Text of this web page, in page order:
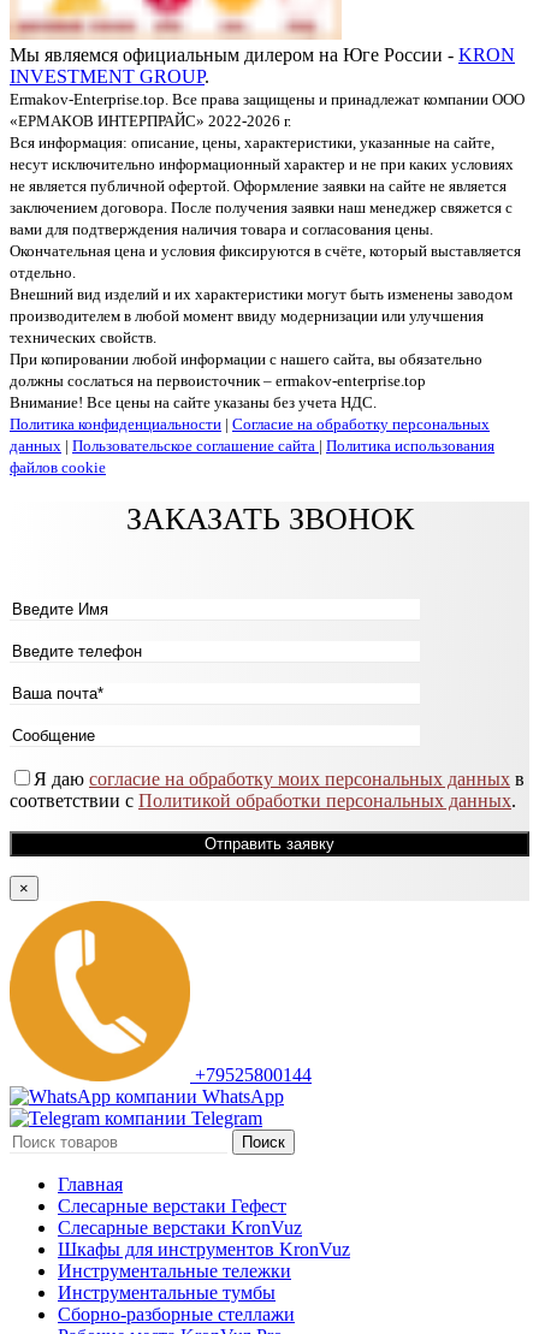
Мы являемся официальным дилером на Юге России - KRON
INVESTMENT GROUP.
Ermakov-Enterprise.top. Все права защищены и принадлежат компании ООО
«ЕРМАКОВ ИНТЕРПРАЙС» 2022-2026 г.
Вся информация: описание, цены, характеристики, указанные на сайте,
несут исключительно информационный характер и не при каких условиях
не является публичной офертой. Оформление заявки на сайте не является
заключением договора. После получения заявки наш менеджер свяжется с
вами для подтверждения наличия товара и согласования цены.
Окончательная цена и условия фиксируются в счёте, который выставляется
отдельно.
Внешний вид изделий и их характеристики могут быть изменены заводом
производителем в любой момент ввиду модернизации или улучшения
технических свойств.
При копировании любой информации с нашего сайта, вы обязательно
должны сослаться на первоисточник – ermakov-enterprise.top
Внимание! Все цены на сайте указаны без учета НДС.
Политика конфиденциальности | Согласие на обработку персональных
данных | Пользовательское соглашение сайта | Политика использования
файлов cookie
ЗАКАЗАТЬ ЗВОНОК
Я даю согласие на обработку моих персональных данных в
соответствии с Политикой обработки персональных данных.
×
+79525800144
WhatsApp
Telegram
Поиск
Главная
Слесарные верстаки Гефест
Слесарные верстаки KronVuz
Шкафы для инструментов KronVuz
Инструментальные тележки
Инструментальные тумбы
Сборно-разборные стеллажи